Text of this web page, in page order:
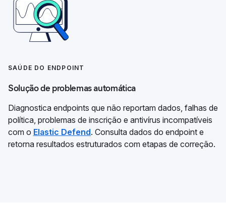
SAÚDE DO ENDPOINT
Solução de problemas automática
Diagnostica endpoints que não reportam dados, falhas de
política, problemas de inscrição e antivírus incompatíveis
com o Elastic Defend. Consulta dados do endpoint e
retorna resultados estruturados com etapas de correção.